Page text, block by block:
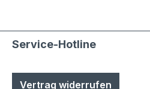
Service-Hotline
Vertrag widerrufen